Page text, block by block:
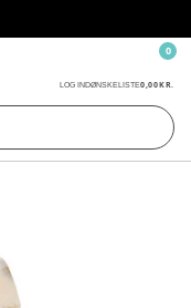
LOG INDØNSKELISTE0,00 KR.
0